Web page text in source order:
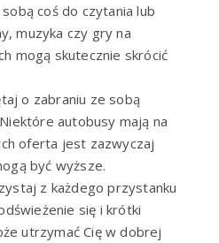
coś do czytania lub
muzyka czy gry na
mogą skutecznie skrócić
o zabraniu ze sobą
autobusy mają na
oferta jest zazwyczaj
być wyższe.
z każdego przystanku
się i krótki
utrzymać Cię w dobrej